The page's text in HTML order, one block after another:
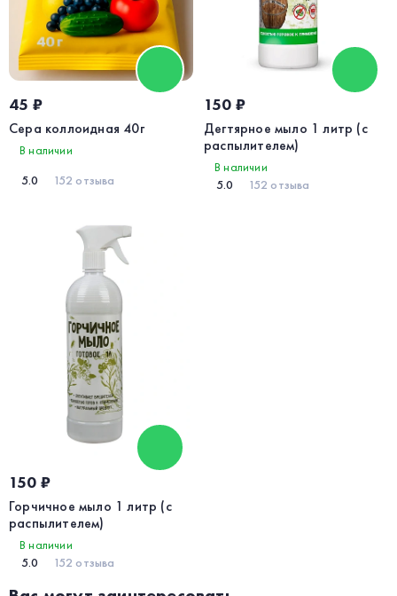
45 ₽
Сера коллоидная 40г
В наличии
5.0
152 отзыва
150 ₽
Дегтярное мыло 1 литр (с
распылителем)
В наличии
5.0
152 отзыва
150 ₽
Горчичное мыло 1 литр (с
распылителем)
В наличии
5.0
152 отзыва